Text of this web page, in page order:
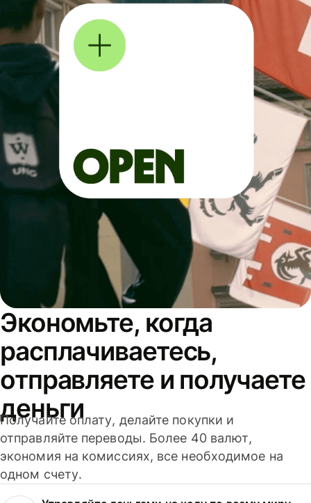
Экономьте, когда
расплачиваетесь,
отправляете и получаете
деньги
Получайте оплату, делайте покупки и
отправляйте переводы. Более 40 валют,
экономия на комиссиях, все необходимое на
одном счету.